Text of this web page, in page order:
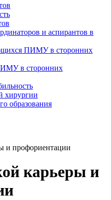
и аспирантов в
ПИМУ в сторонних
в сторонних
хирургии
образования
и профориентации
карьеры и